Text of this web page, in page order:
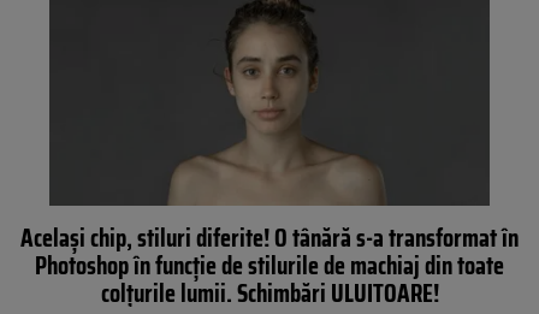
Acelaşi chip, stiluri diferite! O tânără s-a transformat în
Photoshop în funcţie de stilurile de machiaj din toate
colţurile lumii. Schimbări ULUITOARE!